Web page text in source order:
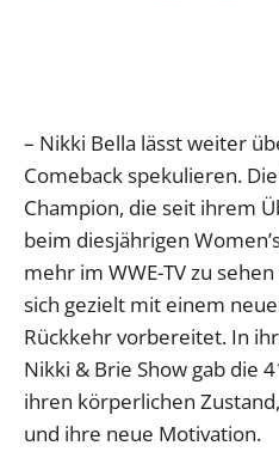
– Nikki Bella lässt weiter
Comeback spekulieren.
Champion, die seit ihrem
beim diesjährigen
mehr im WWE-TV zu
sich gezielt mit einem
Rückkehr vorbereitet. In
Nikki & Brie Show gab die
ihren körperlichen
und ihre neue Motivation.